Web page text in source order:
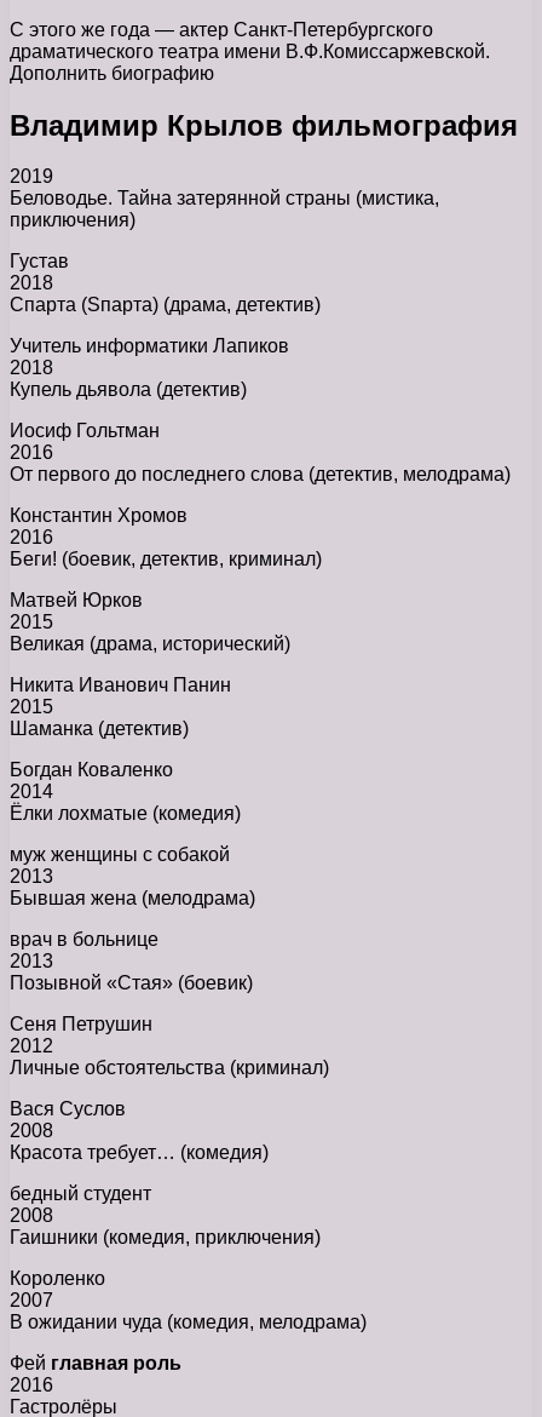
С этого же года — актер Санкт-Петербургского
драматического театра имени В.Ф.Комиссаржевской.
Дополнить биографию
Владимир Крылов фильмография
2019
Беловодье. Тайна затерянной страны (мистика,
приключения)
Густав
2018
Спарта (Sпарта) (драма, детектив)
Учитель информатики Лапиков
2018
Купель дьявола (детектив)
Иосиф Гольтман
2016
От первого до последнего слова (детектив, мелодрама)
Константин Хромов
2016
Беги! (боевик, детектив, криминал)
Матвей Юрков
2015
Великая (драма, исторический)
Никита Иванович Панин
2015
Шаманка (детектив)
Богдан Коваленко
2014
Ёлки лохматые (комедия)
муж женщины с собакой
2013
Бывшая жена (мелодрама)
врач в больнице
2013
Позывной «Стая» (боевик)
Сеня Петрушин
2012
Личные обстоятельства (криминал)
Вася Суслов
2008
Красота требует… (комедия)
бедный студент
2008
Гаишники (комедия, приключения)
Короленко
2007
В ожидании чуда (комедия, мелодрама)
Фей главная роль
2016
Гастролёры